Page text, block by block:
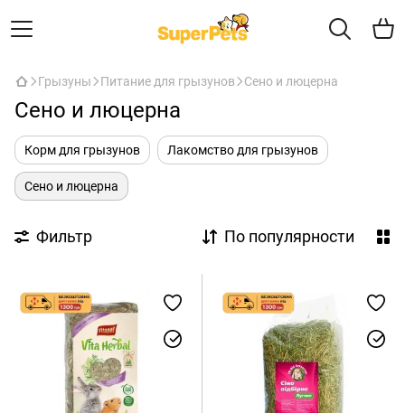
Грызуны Питание для грызунов Сено и люцерна
Сено и люцерна
Корм для грызунов Лакомство для грызунов
Сено и люцерна
Фильтр По популярности